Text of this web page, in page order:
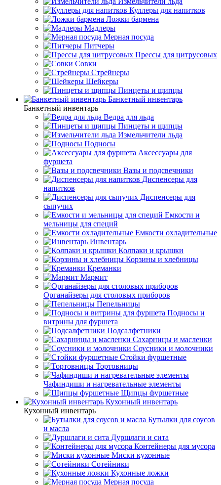
Куллеры для напитков
Ложки бармена
Мадлеры
Мерная посуда
Питчеры
Прессы для цитрусовых
Совки
Стрейнеры
Шейкеры
Пинцеты и щипцы
Банкетный инвентарь
Банкетный инвентарь
Ведра для льда
Пинцеты и щипцы
Измельчители льда
Подносы
Аксессуары для
фуршета
Вазы и подсвечники
Диспенсеры для
напитков
Диспенсеры для
сыпучих
Емкости и
мельницы для специй
Емкости охладительные
Инвентарь
Колпаки и крышки
Корзины и хлебницы
Креманки
Мармит
Органайзеры для столовых приборов
Пепельницы
Подносы и
витрины для фуршета
Подсалфетники
Сахарницы и масленки
Соусники и молочники
Стойки фуршетные
Тортовницы
Чафиндиши и нагревательные элементы
Щипцы фуршетные
Кухонный инвентарь
Кухонный инвентарь
Бутылки для соусов
и масла
Дуршлаги и сита
Контейнеры для мусора
Миски кухонные
Сотейники
Кухонные ложки
Мерная посуда